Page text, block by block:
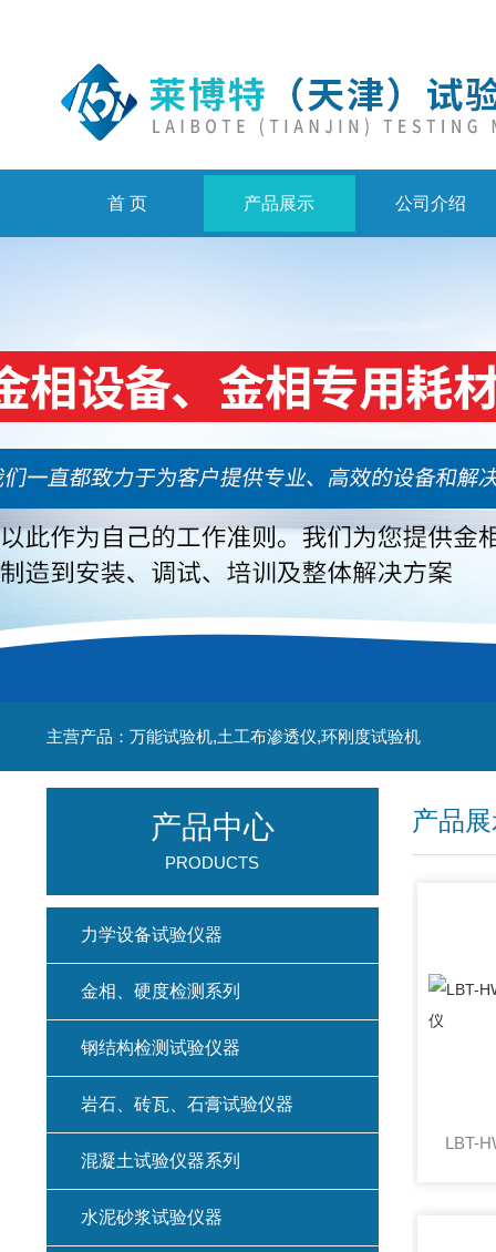
首 页 产品展示 公司介绍
主营产品：万能试验机,土工布渗透仪,环刚度试验机
产品
产品中心
PRODUCTS
力学设备试验仪器
金相、硬度检测系列
钢结构检测试验仪器
岩石、砖瓦、石膏试验仪器
混凝土试验仪器系列
水泥砂浆试验仪器